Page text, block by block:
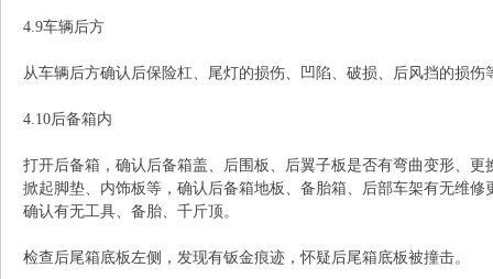
4.9车辆后方
从车辆后方确认后保险杠、尾灯的损伤、凹陷、破损、后风挡的损伤
4.10后备箱内
打开后备箱，确认后备箱盖、后围板、后翼子板是否有弯曲变形、
掀起脚垫、内饰板等，确认后备箱地板、备胎箱、后部车架有无维
确认有无工具、备胎、千斤顶。
检查后尾箱底板左侧，发现有钣金痕迹，怀疑后尾箱底板被撞击。